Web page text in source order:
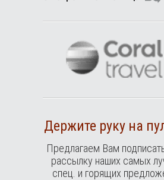
Держите руку на
Предлагаем Вам
рассылку наших самых
спец. и горящих